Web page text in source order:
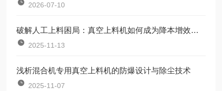
2026-07-10
破解人工上料困局：真空上料机如何成为降本增效的关键
2025-11-13
浅析混合机专用真空上料机的防爆设计与除尘技术
2025-11-07